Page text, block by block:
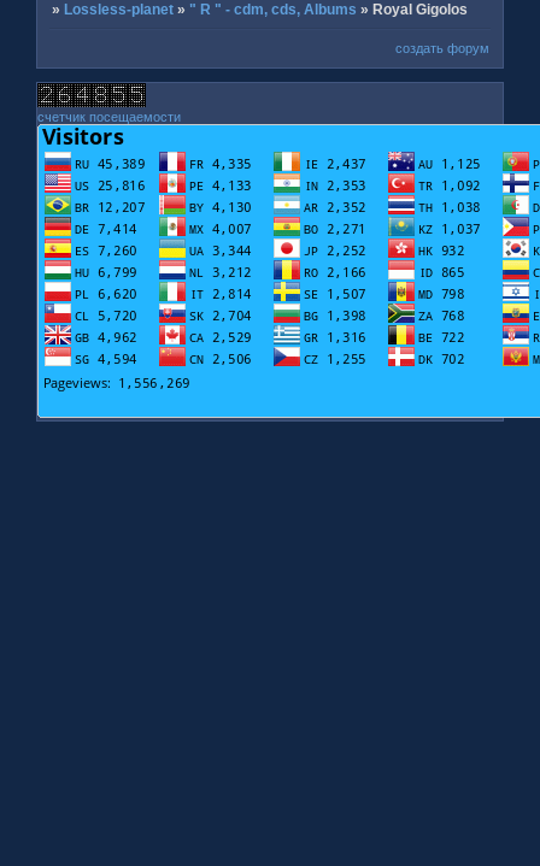
» Lossless-planet » " R " - cdm, cds, Albums » Royal Gigolos
создать форум
счетчик посещаемости